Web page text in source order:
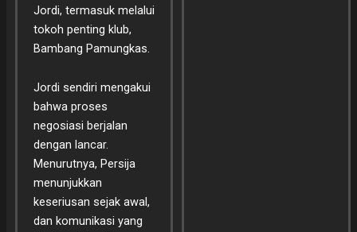
Jordi, termasuk melalui
tokoh penting klub,
Bambang Pamungkas.
Jordi sendiri mengakui
bahwa proses
negosiasi berjalan
dengan lancar.
Menurutnya, Persija
menunjukkan
keseriusan sejak awal,
dan komunikasi yang